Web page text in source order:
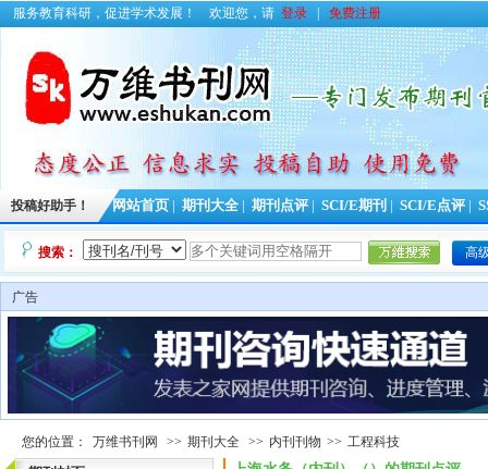
服务教育科研，促进学术发展！ 欢迎您，请 登录 免费注册
投稿好助手！ 网站首页 期刊大全 期刊点评 SCI/E期刊 SCI/E点评
搜索： 高
广告
您的位置： 万维书刊网 >> 期刊大全 >> 内刊刊物 >> 工程科技